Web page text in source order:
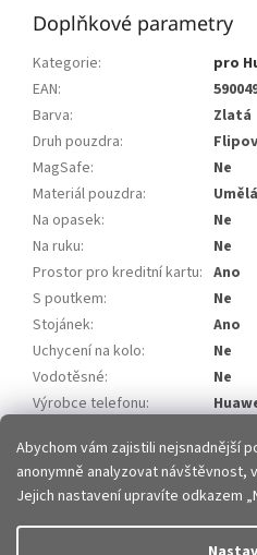
Abychom vám zajistili nejsnadnější
anonymně analyzovat návštěvnost,
Jejich nastavení upravíte odkazem
Doplňkové parametry
Kategorie:
pro
EAN:
Barva:
Zlatá
Druh pouzdra:
MagSafe:
Ne
Materiál pouzdra:
Na opasek:
Ne
Na ruku:
Ne
Prostor pro kreditní kartu: Ano
S poutkem:
Ne
Stojánek:
Ano
Uchycení na kolo:
Ne
Vodotěsné:
Ne
Výrobce telefonu: